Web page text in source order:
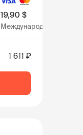
19,90 $
Международные карты
1 611 ₽